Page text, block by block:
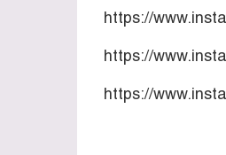
https://
https://
https://